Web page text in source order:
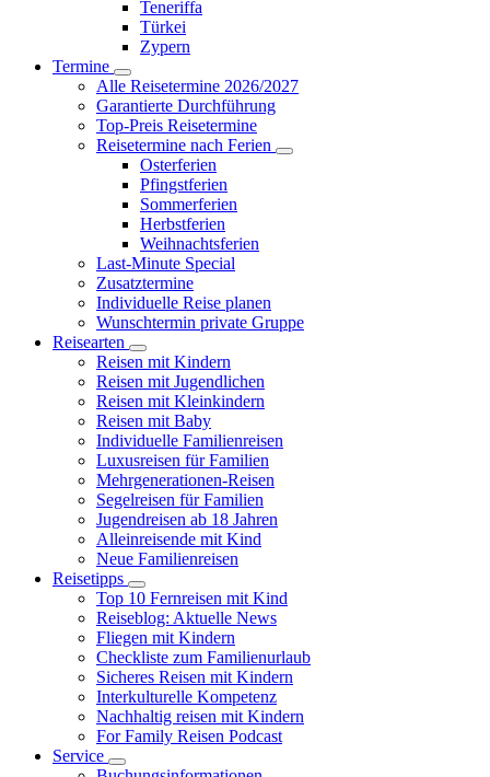
Teneriffa
Türkei
Zypern
Termine
Alle Reisetermine 2026/2027
Garantierte Durchführung
Top-Preis Reisetermine
Reisetermine nach Ferien
Osterferien
Pfingstferien
Sommerferien
Herbstferien
Weihnachtsferien
Last-Minute Special
Zusatztermine
Individuelle Reise planen
Wunschtermin private Gruppe
Reisearten
Reisen mit Kindern
Reisen mit Jugendlichen
Reisen mit Kleinkindern
Reisen mit Baby
Individuelle Familienreisen
Luxusreisen für Familien
Mehrgenerationen-Reisen
Segelreisen für Familien
Jugendreisen ab 18 Jahren
Alleinreisende mit Kind
Neue Familienreisen
Reisetipps
Top 10 Fernreisen mit Kind
Reiseblog: Aktuelle News
Fliegen mit Kindern
Checkliste zum Familienurlaub
Sicheres Reisen mit Kindern
Interkulturelle Kompetenz
Nachhaltig reisen mit Kindern
For Family Reisen Podcast
Service